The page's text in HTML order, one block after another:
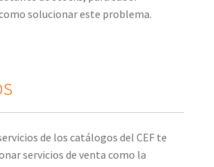
solucionar este problema.
de los catálogos del CEF te
servicios de venta como la